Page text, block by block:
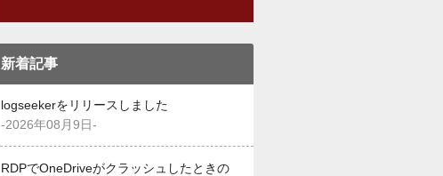
新着記事
logseekerをリリースしました
-2026年08月9日-
RDPでOneDriveがクラッシュしたときの